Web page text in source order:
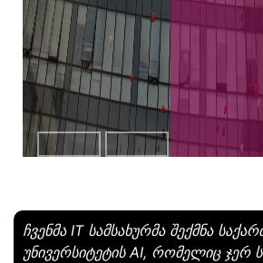
ჩვენმა IT სამსახურმა შექმნა
უნივერსიტეტის AI, რომელიც ჯერ